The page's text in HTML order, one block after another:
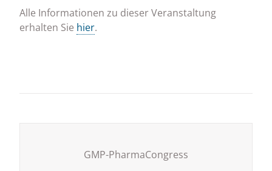
Alle Informationen zu dieser Veranstaltung
erhalten Sie hier.
GMP-PharmaCongress